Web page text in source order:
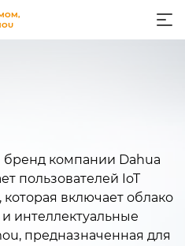
бренд компании Dahua
пользователей IoT
которая включает облако
интеллектуальные
предназначенная для